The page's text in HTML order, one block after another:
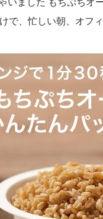
で、忙しい朝、オフ